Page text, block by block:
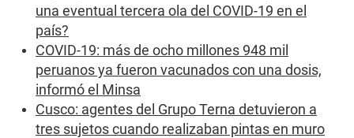
una eventual tercera ola del COVID-19 en el
país?
COVID-19: más de ocho millones 948 mil
peruanos ya fueron vacunados con una dosis,
informó el Minsa
Cusco: agentes del Grupo Terna detuvieron a
tres sujetos cuando realizaban pintas en muro